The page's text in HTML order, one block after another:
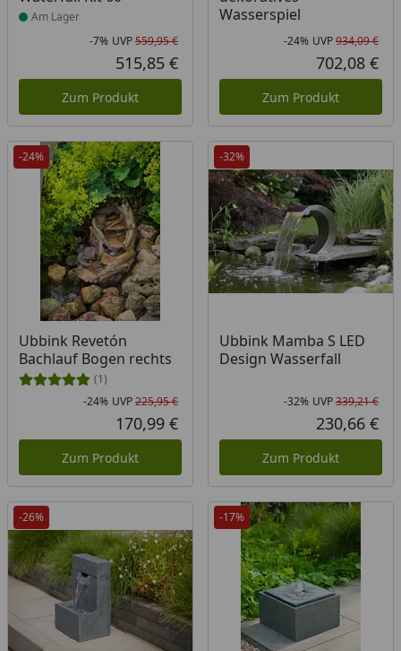
Am Lager
Rabatt in Prozent
-7%
Ursprünglicher Preis
UVP559,95 €
Aktueller Preis
515,85 €
Zum Produkt
Wasserspiel
-24% UVP934,09 €
702,08 €
Zum Produkt
-24%
Ubbink Revetón
Bachlauf Bogen rechts
(1)
Rabatt in Prozent
-24%
Ursprünglicher Preis
UVP225,95 €
Aktueller Preis
170,99 €
Zum Produkt
-32%
Ubbink Mamba S LED
Design Wasserfall
-32% UVP339,21 €
230,66 €
Zum Produkt
-26% -17%